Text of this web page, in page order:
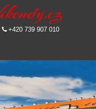
+420 739 907 010